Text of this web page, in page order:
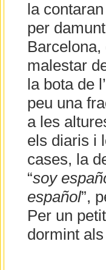
la
per
malestar
la bota de
peu una
a les
els diaris i
cases, la
“soy
español”,
Per un
dormint